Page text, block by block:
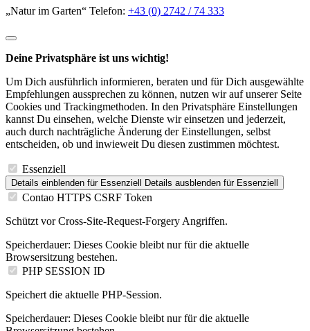
„Natur im Garten“ Telefon: +43 (0) 2742 / 74 333
Deine Privatsphäre ist uns wichtig!
Um Dich ausführlich informieren, beraten und für Dich ausgewählte
Empfehlungen aussprechen zu können, nutzen wir auf unserer Seite
Cookies und Trackingmethoden. In den Privatsphäre Einstellungen
kannst Du einsehen, welche Dienste wir einsetzen und jederzeit,
auch durch nachträgliche Änderung der Einstellungen, selbst
entscheiden, ob und inwieweit Du diesen zustimmen möchtest.
Essenziell
Details einblenden für Essenziell Details ausblenden für Essenziell
Contao HTTPS CSRF Token
Schützt vor Cross-Site-Request-Forgery Angriffen.
Speicherdauer: Dieses Cookie bleibt nur für die aktuelle
Browsersitzung bestehen.
PHP SESSION ID
Speichert die aktuelle PHP-Session.
Speicherdauer: Dieses Cookie bleibt nur für die aktuelle